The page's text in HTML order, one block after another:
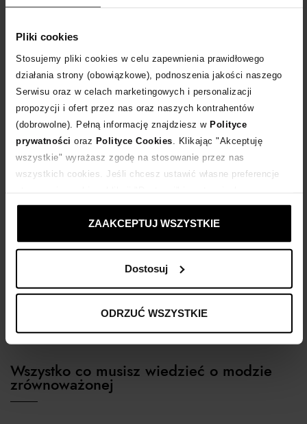
Pliki cookies
Stosujemy pliki cookies w celu zapewnienia prawidłowego
działania strony (obowiązkowe), podnoszenia jakości naszego
Serwisu oraz w celach marketingowych i personalizacji
propozycji i ofert przez nas oraz naszych kontrahentów
(dobrowolne). Pełną informację znajdziesz w Polityce
prywatności oraz Polityce Cookies . Klikając "Akceptuję
wszystkie" wyrażasz zgodę na stosowanie przez nas
wszystkich cookies. Jeśli chcesz ustawić własne preferencje
ustawienia prywatności.
ZAAKCEPTUJ WSZYSTKIE
Dostosuj
ODRZUĆ WSZYSTKIE
To już finał naszej wyjątkowej letniej wyprzedaży - czekają
na Ciebie promocje nawet do -70%. Co więcej, do końca
bieżącego tygodnia (03-09.08) możesz skorzystać z ekstra rabatu:
dodatkowych -20% do wszystkich przecenionych produktów!
Sprawdź, co warto kupić dla niej i dla niego na finale wyprzedaży
Moliera2.com!
czytaj więcej
Wszystko co musisz wiedzieć o modzie
zrównoważonej